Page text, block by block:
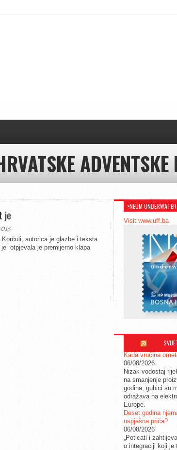
ADVENTSKE
je
autorica je glazbe i teksta
otpjevala je premijerno klapa
>NEUM
Visit www.uff.ba
Kada vrućina
06/08/2026
Nizak vodostaj
na smanjenje
godina, gubici su
odražava na
Europe.
Deset godina
uspješna priča?
06/08/2026
„Poticati i
o integraciji koji je